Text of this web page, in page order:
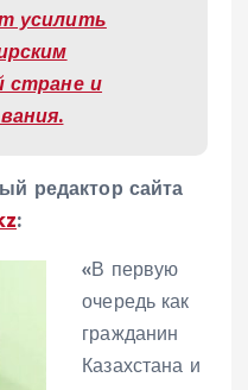
усилить
стране и
редактор сайта
:
«В первую
очередь как
гражданин
Казахстана и